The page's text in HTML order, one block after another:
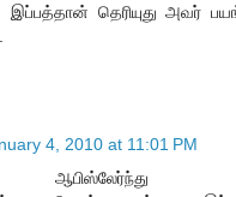
இப்பத்தான் தெரியுது அவர்
4, 2010 at 11:01 PM
ஆபிஸ்லேர்ந்து